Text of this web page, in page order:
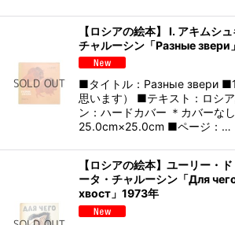
【ロシアの絵本】 I. アキムシ
チャルーシン「Разные звери
■タイトル：Разные звери
思います） ■テキスト：ロシ
ン：ハードカバー ＊カバーな
25.0cm×25.0cm ■ページ：…
【ロシアの絵本】ユーリー・
ータ・チャルーシン「Для
хвост」1973年